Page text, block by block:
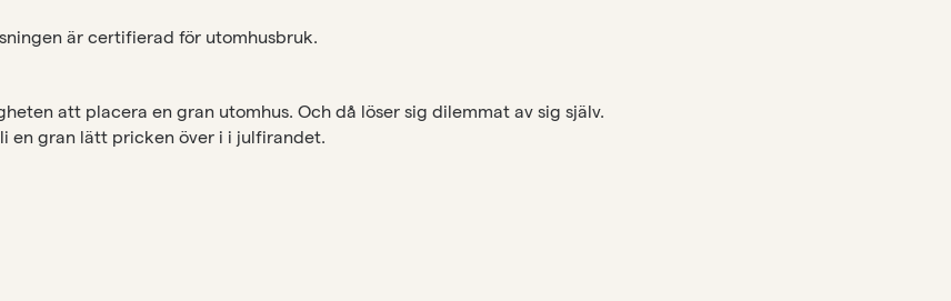
är certifierad för utomhusbruk.
att placera en gran utomhus. Och då löser sig dilemmat av sig själv.
en gran lätt pricken över i i julfirandet.